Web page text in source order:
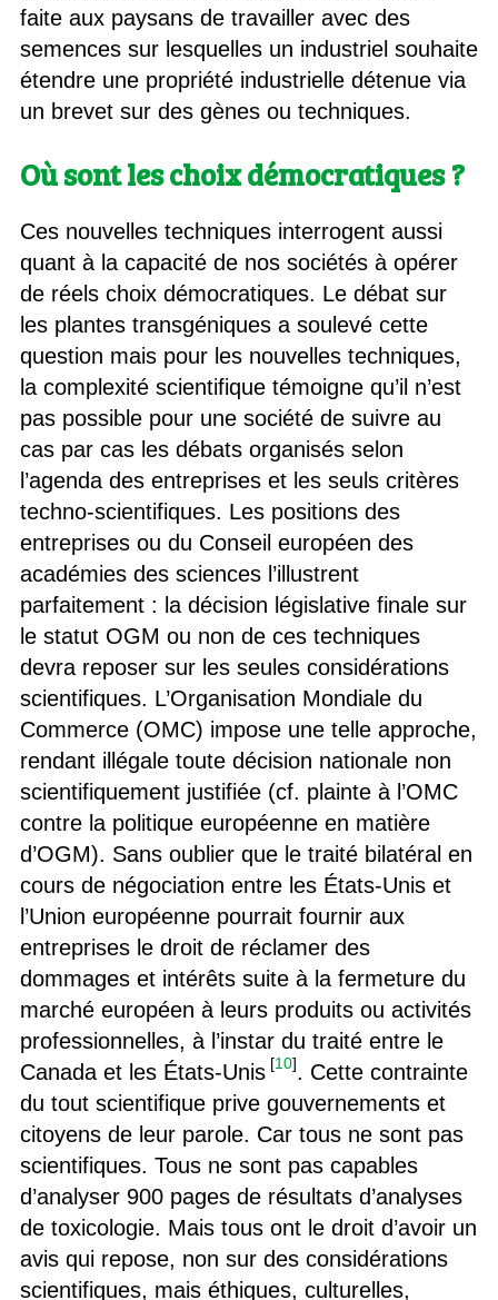
faite aux paysans de travailler avec des
semences sur lesquelles un industriel souhaite
étendre une propriété industrielle détenue via
un brevet sur des gènes ou techniques.
Où sont les choix démocratiques ?
Ces nouvelles techniques interrogent aussi
quant à la capacité de nos sociétés à opérer
de réels choix démocratiques. Le débat sur
les plantes transgéniques a soulevé cette
question mais pour les nouvelles techniques,
la complexité scientifique témoigne qu’il n’est
pas possible pour une société de suivre au
cas par cas les débats organisés selon
l’agenda des entreprises et les seuls critères
techno-scientifiques. Les positions des
entreprises ou du Conseil européen des
académies des sciences l’illustrent
parfaitement : la décision législative finale sur
le statut OGM ou non de ces techniques
devra reposer sur les seules considérations
scientifiques. L’Organisation Mondiale du
Commerce (OMC) impose une telle approche,
rendant illégale toute décision nationale non
scientifiquement justifiée (cf. plainte à l’OMC
contre la politique européenne en matière
d’OGM). Sans oublier que le traité bilatéral en
cours de négociation entre les États-Unis et
l’Union européenne pourrait fournir aux
entreprises le droit de réclamer des
dommages et intérêts suite à la fermeture du
marché européen à leurs produits ou activités
professionnelles, à l’instar du traité entre le
Canada et les États-Unis [10]. Cette contrainte
du tout scientifique prive gouvernements et
citoyens de leur parole. Car tous ne sont pas
scientifiques. Tous ne sont pas capables
d’analyser 900 pages de résultats d’analyses
de toxicologie. Mais tous ont le droit d’avoir un
avis qui repose, non sur des considérations
scientifiques, mais éthiques, culturelles,